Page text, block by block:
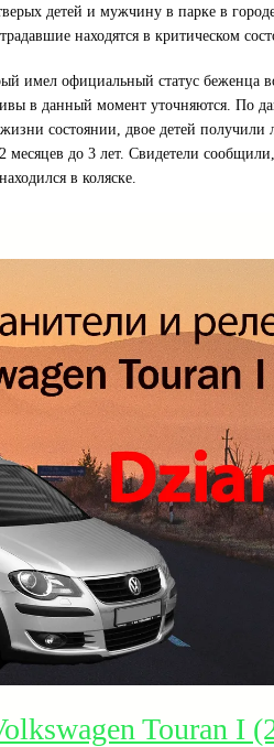
детей и мужчину в парке в
находятся в критическом
имел официальный статус беженца
в данный момент уточняются. По
состоянии, двое детей получили
до 3 лет. Свидетели
в коляске.
Touran I